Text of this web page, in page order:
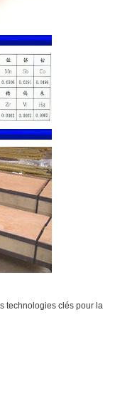
technologies clés pour la